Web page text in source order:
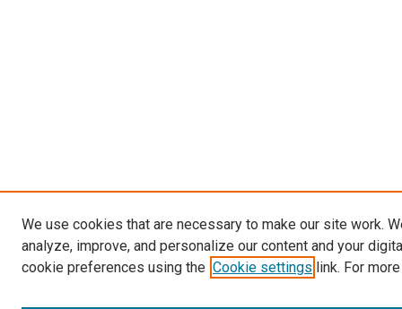
We use cookies that are necessary to make our site work.
analyze, improve, and personalize our content and your
cookie preferences using the Cookie settings link. For